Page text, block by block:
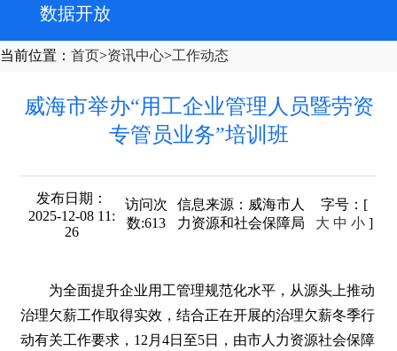
数据开放
当前位置 ： 首页>资讯中心>工作动态
威海市举办“用工企业管理人员暨劳资
专管员业务”培训班
发布日期：
2025-12-08 11:
26
访问次
数:613
信息来源： 威海市人
力资源和社会保障局
字号 ：[
大 中 小 ]
为全面提升企业用工管理规范化水平，从源头上推动
治理欠薪工作取得实效，结合正在开展的治理欠薪冬季行
动有关工作要求，12月4日至5日，由市人力资源社会保障